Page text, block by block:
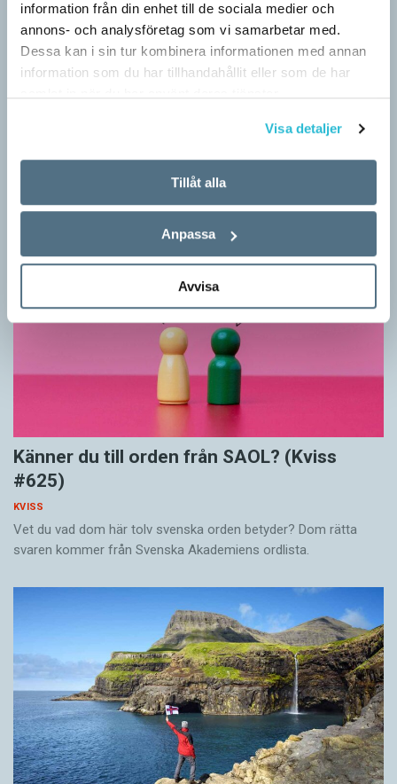
information från din enhet till de sociala medier och
annons- och analysföretag som vi samarbetar med.
Dessa kan i sin tur kombinera informationen med annan
information som du har tillhandahållit eller som de har
Visa detaljer
Tillåt alla
Anpassa
Avvisa
Vilket språk är detta? (Kviss #626)
Känner du till orden från SAOL? (Kviss
#625)
KVISS
Vet du vad dom här tolv svenska orden betyder? Dom rätta
svaren kommer från Svenska Akademiens ordlista.